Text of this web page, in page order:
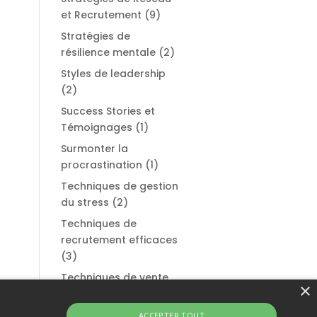
et Recrutement (9)
Stratégies de
résilience mentale(2)
Styles de leadership
(2)
Success Stories et
Témoignages (1)
Surmonter la
procrastination (1)
Techniques de gestion
du stress (2)
Techniques de
recrutement efficaces
(3)
Techniques de vente
×